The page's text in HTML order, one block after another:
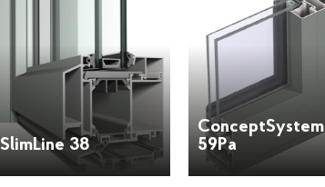
SlimLine 38
ConceptSystem
59Pa